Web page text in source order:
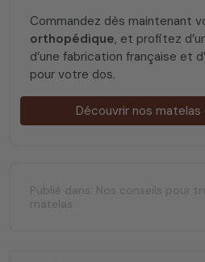
Commandez dès maintenant
orthopédique, et profitez
d’une fabrication française et
pour votre dos.
Découvrir nos
Publié dans: Nos conseils pour
matelas